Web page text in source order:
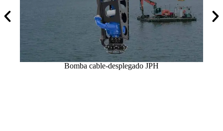
Bomba cable-desplegado JPH